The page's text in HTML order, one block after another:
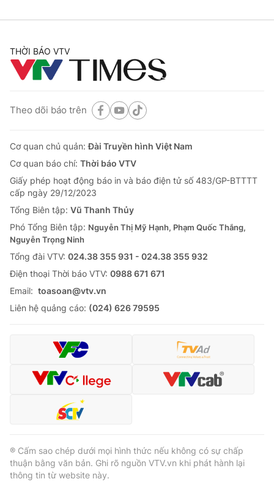
THỜI BÁO VTV
Theo dõi báo trên
Cơ quan chủ quản:Đài Truyền hình Việt Nam
Cơ quan báo chí: Thời báo VTV
Giấy phép hoạt động báo in và báo điện tử số 483/GP-BTTTT
cấp ngày 29/12/2023
Tổng Biên tập: Vũ Thanh Thủy
Phó Tổng Biên tập: Nguyễn Thị Mỹ Hạnh, Phạm Quốc Thắng,
Nguyễn Trọng Ninh
Tổng đài VTV: 024.38 355 931 - 024.38 355 932
Ðiện thoại Thời báo VTV: 0988 671 671
Email: toasoan@vtv.vn
Liên hệ quảng cáo: (024) 626 79595
® Cấm sao chép dưới mọi hình thức nếu không có sự chấp
thuận bằng văn bản. Ghi rõ nguồn VTV.vn khi phát hành lại
thông tin từ website này.